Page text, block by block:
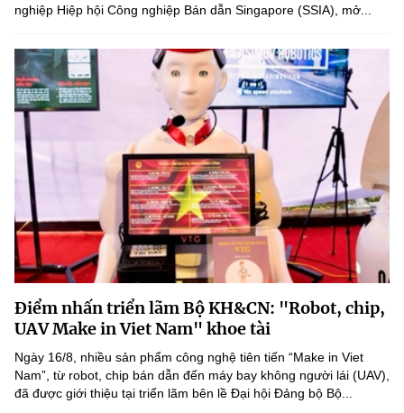
BỘ KHOA HỌC VÀ CÔNG NGHỆ
MINISTRY OF SCIENCE AND TECHNOLOGY
Điều khoản sử dụng Theo dõi MST:
Cơ quan chủ quản: Bộ Khoa học và Công nghệ (MST)
Chịu trách nhiệm nội dung: Nguyễn Thị Hải Hằng
Giám đốc Trung tâm Truyền thông Khoa học và Công nghệ.
Liên hệ
Địa chỉ: Ban Biên tập Cổng TTĐT - 18 Nguyễn Du, TP. Hà Nội
Điện thoại: 024 3936 9506
Email: stc@mst.gov.vn
(Ghi rõ nguồn "https://mst.gov.vn" khi phát hành lại thông tin từ
website này)
nghiệp Hiệp hội Công nghiệp Bán dẫn Singapore (SSIA), mở...
Điểm nhấn triển lãm Bộ KH&CN: "Robot, chip,
UAV Make in Viet Nam" khoe tài
Ngày 16/8, nhiều sản phẩm công nghệ tiên tiến “Make in Viet
Nam”, từ robot, chip bán dẫn đến máy bay không người lái (UAV),
đã được giới thiệu tại triển lãm bên lề Đại hội Đảng bộ Bộ...